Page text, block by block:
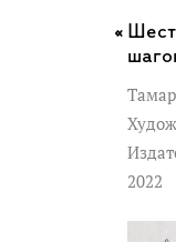
2022